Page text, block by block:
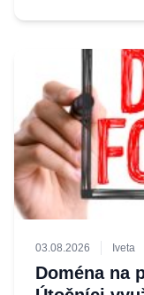
03.08.2026 Iveta
Doména na